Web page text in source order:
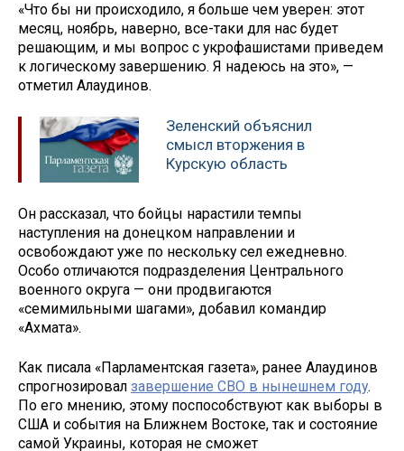
«Что бы ни происходило, я больше чем уверен: этот
месяц, ноябрь, наверно, все-таки для нас будет
решающим, и мы вопрос с укрофашистами приведем
к логическому завершению. Я надеюсь на это», —
отметил Алаудинов.
Зеленский объяснил
смысл вторжения в
Курскую область
Он рассказал, что бойцы нарастили темпы
наступления на донецком направлении и
освобождают уже по нескольку сел ежедневно.
Особо отличаются подразделения Центрального
военного округа — они продвигаются
«семимильными шагами», добавил командир
«Ахмата».
Как писала «Парламентская газета», ранее Алаудинов
спрогнозировал завершение СВО в нынешнем году.
По его мнению, этому поспособствуют как выборы в
США и события на Ближнем Востоке, так и состояние
самой Украины, которая не сможет